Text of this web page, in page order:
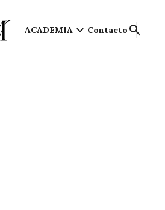
ACADEMIA keyboard_arrow_down Contacto search